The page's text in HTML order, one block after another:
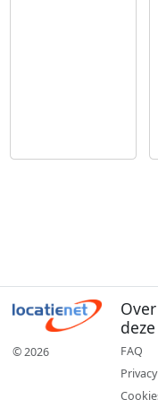
© 2026
Over
FAQ
Privacy